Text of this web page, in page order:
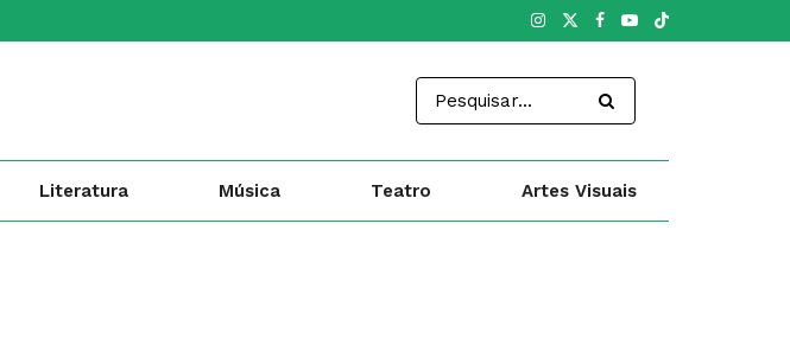
Literatura Música Teatro Artes Visuais